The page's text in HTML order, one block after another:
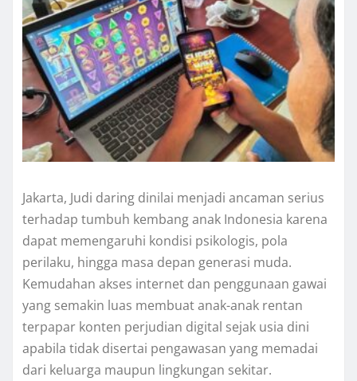
Jakarta, Judi daring dinilai menjadi ancaman serius
terhadap tumbuh kembang anak Indonesia karena
dapat memengaruhi kondisi psikologis, pola
perilaku, hingga masa depan generasi muda.
Kemudahan akses internet dan penggunaan gawai
yang semakin luas membuat anak-anak rentan
terpapar konten perjudian digital sejak usia dini
apabila tidak disertai pengawasan yang memadai
dari keluarga maupun lingkungan sekitar.